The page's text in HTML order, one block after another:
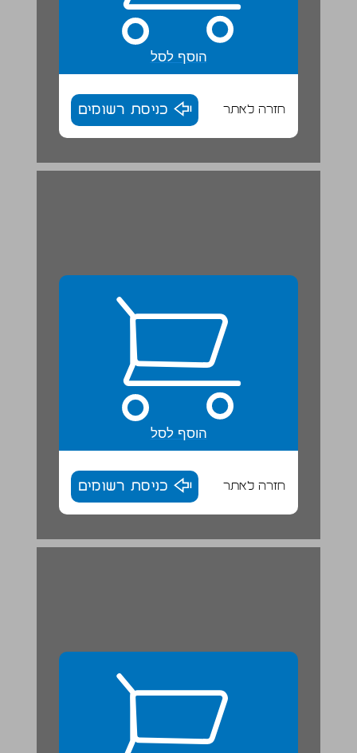
הוסף לסל
חזרה לאתר כניסת רשומים
הוסף לסל
חזרה לאתר כניסת רשומים
פעילויות ... 18